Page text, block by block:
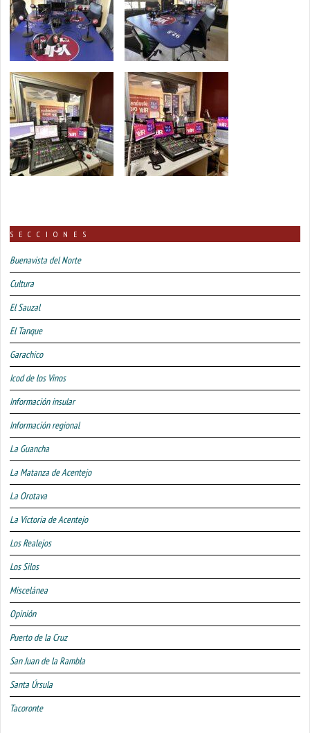
SECCIONES
Buenavista del Norte
Cultura
El Sauzal
El Tanque
Garachico
Icod de los Vinos
Información insular
Información regional
La Guancha
La Matanza de Acentejo
La Orotava
La Victoria de Acentejo
Los Realejos
Los Silos
Miscelánea
Opinión
Puerto de la Cruz
San Juan de la Rambla
Santa Úrsula
Tacoronte